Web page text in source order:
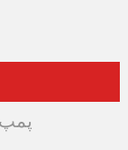
پمپ